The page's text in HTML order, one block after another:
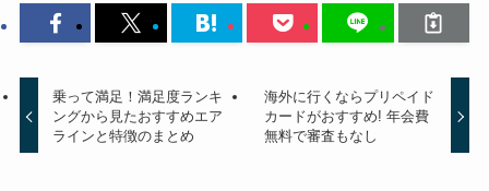
乗って満足！満足度ランキ
ングから見たおすすめエア
ラインと特徴のまとめ
海外に行くならプリペイド
カードがおすすめ! 年会費
無料で審査もなし